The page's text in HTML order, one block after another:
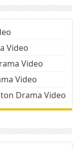
Video
Video
Video
Drama Video